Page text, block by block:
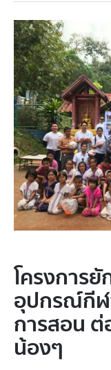
โครงการ
อุปกรณ์กีฬ
การสอน
น้องๆ